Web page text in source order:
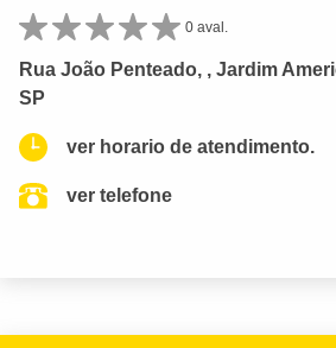
0 aval.
Rua João Penteado, , Jardim
SP
ver horario de atendimento.
ver telefone